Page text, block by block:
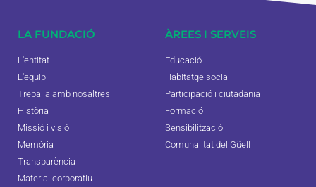
LA FUNDACIÓ
L'entitat
L'equip
Treballa amb nosaltres
Història
Missió i visió
Memòria
Transparència
Material corporatiu
ÀREES I SERVEIS
Educació
Habitatge social
Participació i ciutadania
Formació
Sensibilització
Comunalitat del Güell